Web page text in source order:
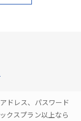
ドレス、パスワード
クスプラン以上なら